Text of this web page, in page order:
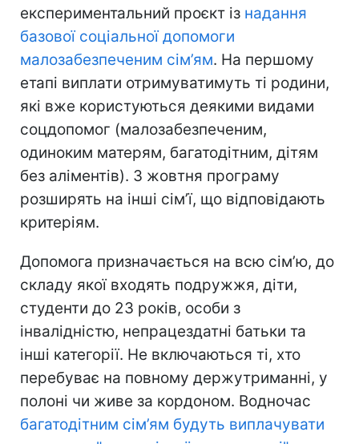
експериментальний проєкт із надання
базової соціальної допомоги
малозабезпеченим сім’ям. На першому
етапі виплати отримуватимуть ті родини,
які вже користуються деякими видами
соцдопомог (малозабезпеченим,
одиноким матерям, багатодітним, дітям
без аліментів). З жовтня програму
розширять на інші сім’ї, що відповідають
критеріям.
Допомога призначається на всю сім’ю, до
складу якої входять подружжя, діти,
студенти до 23 років, особи з
інвалідністю, непрацездатні батьки та
інші категорії. Не включаються ті, хто
перебуває на повному держутриманні, у
полоні чи живе за кордоном. Водночас
багатодітним сім’ям будуть виплачувати